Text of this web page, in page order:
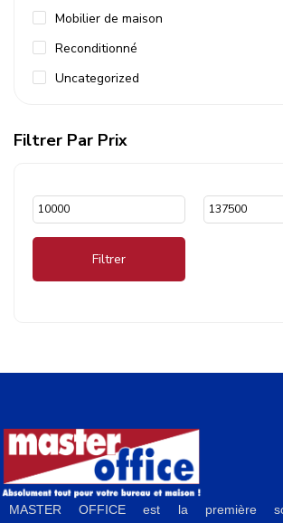
Mobilier de maison
Reconditionné
Uncategorized
Filtrer Par Prix
Filtrer
MASTER OFFICE est la première